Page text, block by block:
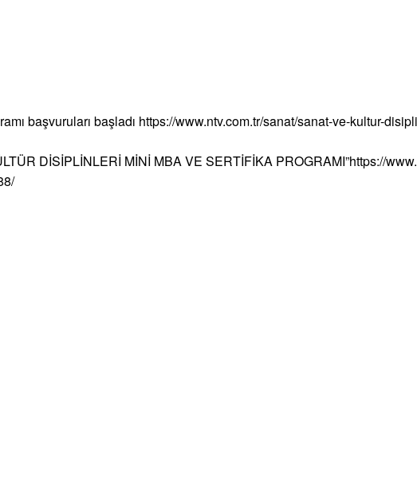
başvuruları başladı https://www.ntv.com.tr/sanat/sanat-ve-kultur-
DİSİPLİNLERİ MİNİ MBA VE SERTİFİKA PROGRAMI”https://